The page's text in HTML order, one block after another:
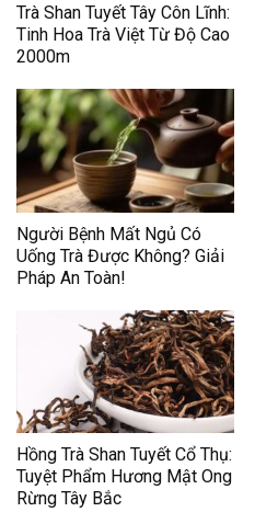
Trà Shan Tuyết Tây Côn Lĩnh:
Tinh Hoa Trà Việt Từ Độ Cao
2000m
Người Bệnh Mất Ngủ Có
Uống Trà Được Không? Giải
Pháp An Toàn!
Hồng Trà Shan Tuyết Cổ Thụ:
Tuyệt Phẩm Hương Mật Ong
Rừng Tây Bắc